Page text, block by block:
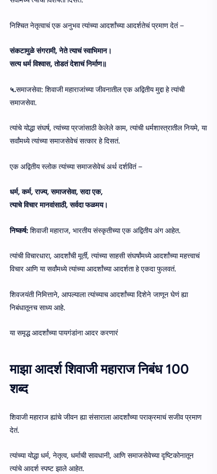
निश्चित नेतृत्वाचं एक अनुभव त्यांच्या आदर्शांच्या आदर्शतेचं प्रमाण देतं –
संकटामुळे संगरामी, नेते त्याचं स्वाभिमान।
सत्य धर्म विश्वास, तोडतं देशाचं निर्माण॥
५.समाजसेवा: शिवाजी महाराजांच्या जीवनातील एक अद्वितीय मुद्दा हे त्यांची
समाजसेवा.
त्यांचे योद्धा संघर्ष, त्यांच्या प्रजांसाठी केलेले काम, त्यांची धर्मशास्त्रातील नियमे, या
सर्वांमध्ये त्यांच्या समाजसेवेचं सत्कार हे दिसतं.
एक अद्वितीय स्लोक त्यांच्या समाजसेवेचं अर्थ दर्शवितं –
धर्म, कर्म, राज्य, समाजसेवा, सदा एक,
त्याचे विचार मानवांसाठी, सर्वदा फळमय।
निष्कर्ष:शिवाजी महाराज, भारतीय संस्कृतीच्या एक अद्वितीय अंग आहेत.
त्यांची विचारधारा, आदर्शांची मूर्ती, त्यांच्या साहसी संघर्षांमध्ये आदर्शांच्या महत्त्वाचं
विचार आणि या सर्वांमध्ये त्यांच्या आदर्शांच्या आदर्शता हे एकदा फुलवतं.
शिवजयंती निमित्ताने, आपल्याला त्यांच्याच आदर्शांच्या दिशेने जाणून घेणं ह्या
निबंधातूनच साध्य आहे.
या समृद्ध आदर्शांच्या पायगंडांना आदर करणारं
माझा आदर्श शिवाजी महाराज निबंध 100
शब्द
शिवाजी महाराज ह्यांचे जीवन ह्या संसाराला आदर्शांच्या पराक्रमाचं सजीव प्रमाण
देतं.
त्यांच्या योद्धा धर्म, नेतृत्व, धर्माची सावधानी, आणि समाजसेवेच्या दृष्टिकोनातून
त्यांचे आदर्श स्पष्ट झाले आहेत.